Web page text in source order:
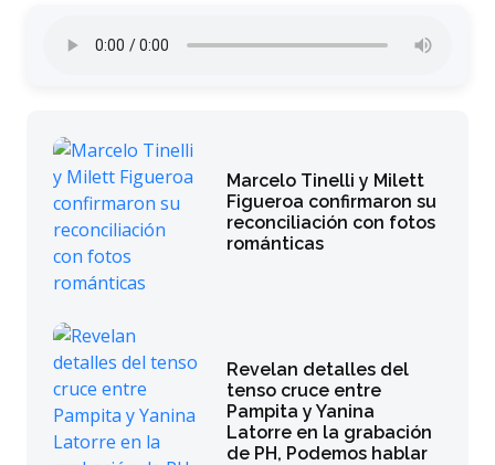
Marcelo Tinelli y Milett
Figueroa confirmaron su
reconciliación con fotos
románticas
Revelan detalles del
tenso cruce entre
Pampita y Yanina
Latorre en la grabación
de PH, Podemos hablar